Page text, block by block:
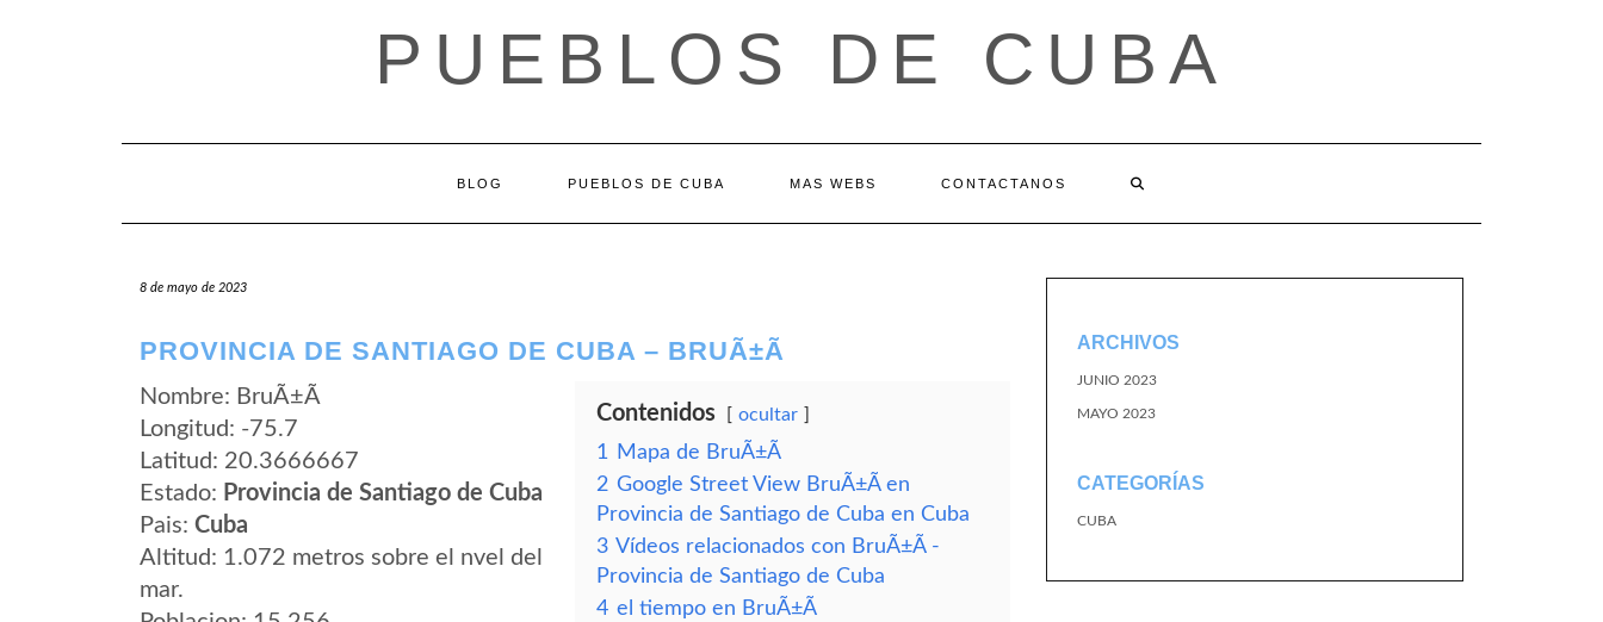
PUEBLOS DE CUBA
BLOG PUEBLOS DE CUBA MAS WEBS CONTACTANOS
8 de mayo de 2023
PROVINCIA DE SANTIAGO DE CUBA – BRUÃ±Ã­
Nombre: BruÃ±Ã­
Longitud: -75.7
Latitud: 20.3666667
Estado: Provincia de Santiago de Cuba
Pais: Cuba
Altitud: 1.072 metros sobre el nvel del
mar.
Contenidos ocultar
1
Mapa de BruÃ±Ã­
2 Google Street View BruÃ±Ã­ en
Provincia de Santiago de Cuba en Cuba
3 Vídeos relacionados con BruÃ±Ã­ -
Provincia de Santiago de Cuba
4 el tiempo en BruÃ±Ã­
ARCHIVOS
JUNIO 2023
MAYO 2023
CATEGORÍAS
CUBA